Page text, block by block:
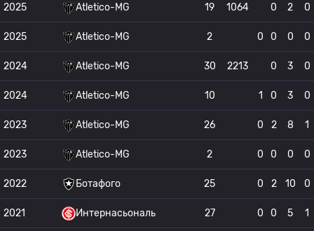
2025 Atletico-MG 19 1064 0 2 0
2025 Atletico-MG 2 0 0 0 0
2024 Atletico-MG 30 2213 0 3 0
2024 Atletico-MG 10 1 0 3 0
2023 Atletico-MG 26 0 2 8 1
2023 Atletico-MG 2 0 0 0 0
2022 Ботафого 25 0 2 10 0
2021 Интернасьональ 27 0 0 5 1